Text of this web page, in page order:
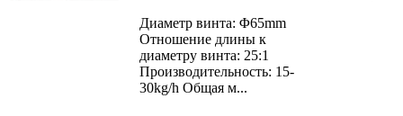
Диаметр винта: Φ65mm
Отношение длины к
диаметру винта: 25:1
Производительность: 15-
30kg/h Общая м...